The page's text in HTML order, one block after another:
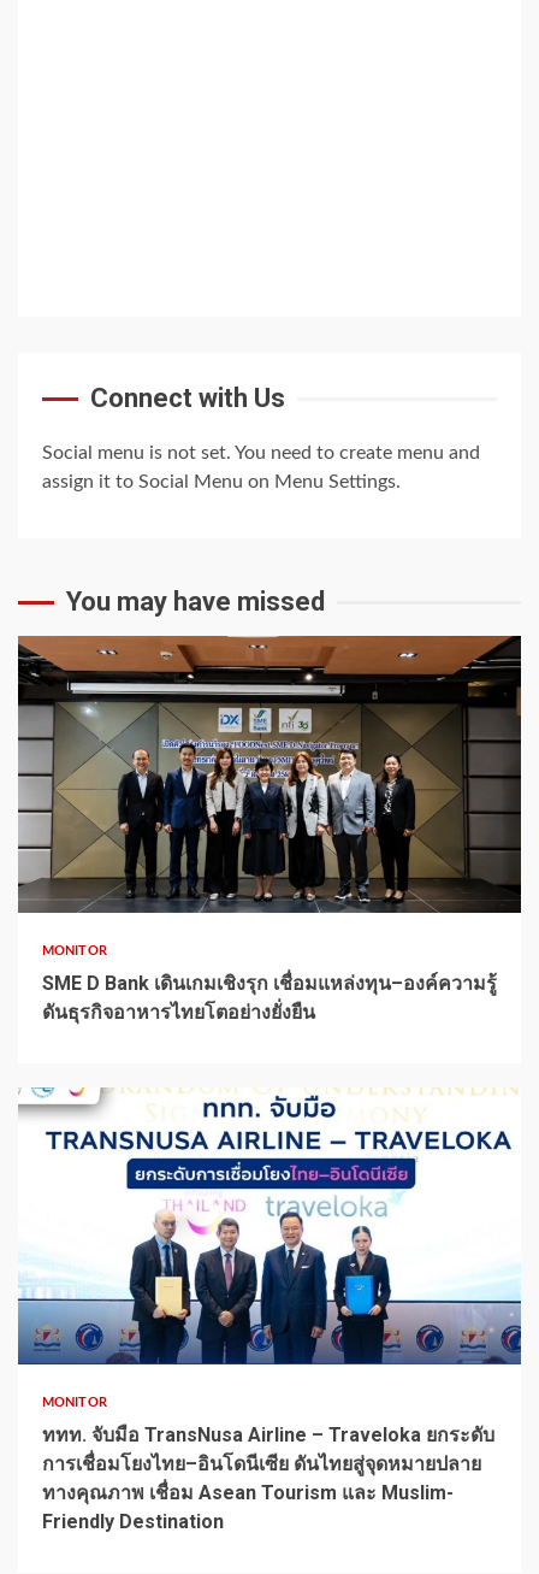
Connect with Us
Social menu is not set. You need to create menu and
assign it to Social Menu on Menu Settings.
You may have missed
1 min read
MONITOR
SME D Bank เดินเกมเชิงรุก เชื่อมแหล่งทุน–องค์ความรู้
ดันธุรกิจอาหารไทยโตอย่างยั่งยืน
1 min read
MONITOR
ททท. จับมือ TransNusa Airline – Traveloka ยกระดับ
การเชื่อมโยงไทย–อินโดนีเซีย ดันไทยสู่จุดหมายปลาย
ทางคุณภาพ เชื่อม Asean Tourism และ Muslim-
Friendly Destination